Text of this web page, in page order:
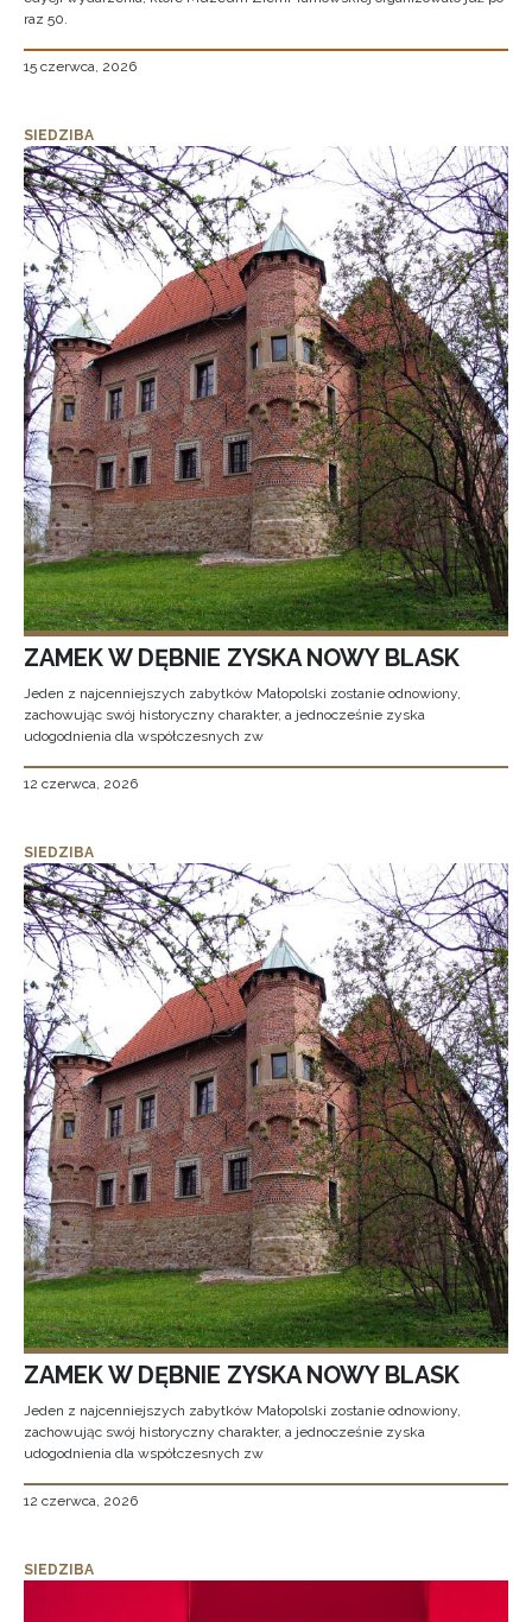
raz 50.
15 czerwca, 2026
SIEDZIBA
ZAMEK W DĘBNIE ZYSKA NOWY BLASK
Jeden z najcenniejszych zabytków Małopolski zostanie odnowiony,
zachowując swój historyczny charakter, a jednocześnie zyska
udogodnienia dla współczesnych zw
12 czerwca, 2026
SIEDZIBA
ZAMEK W DĘBNIE ZYSKA NOWY BLASK
Jeden z najcenniejszych zabytków Małopolski zostanie odnowiony,
zachowując swój historyczny charakter, a jednocześnie zyska
udogodnienia dla współczesnych zw
12 czerwca, 2026
SIEDZIBA